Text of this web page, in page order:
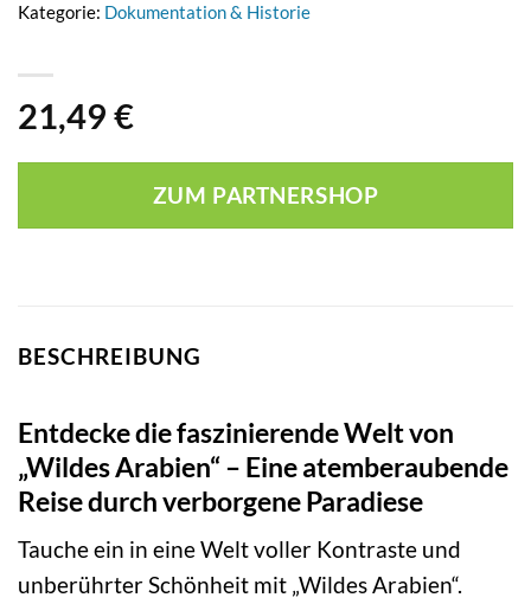
21,49 €
ZUM PARTNERSHOP
Kategorie: Dokumentation & Historie
BESCHREIBUNG
Entdecke die faszinierende Welt von
„Wildes Arabien“ – Eine atemberaubende
Reise durch verborgene Paradiese
Tauche ein in eine Welt voller Kontraste und
unberührter Schönheit mit „Wildes Arabien“.